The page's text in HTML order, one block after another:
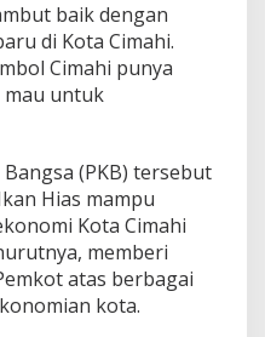
baik dengan
di Kota Cimahi.
Cimahi punya
untuk
(PKB) tersebut
Hias mampu
Kota Cimahi
memberi
atas berbagai
kota.